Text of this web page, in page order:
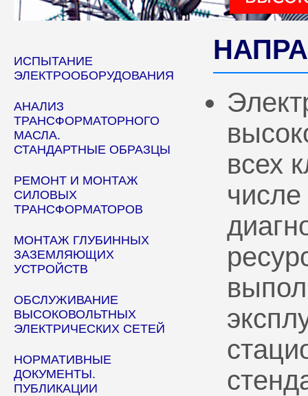
ИСПЫТАНИЕ
ЭЛЕКТРООБОРУДОВАНИЯ
АНАЛИЗ
ТРАНСФОРМАТОРНОГО
МАСЛА.
СТАНДАРТНЫЕ ОБРАЗЦЫ
РЕМОНТ И МОНТАЖ
СИЛОВЫХ
ТРАНСФОРМАТОРОВ
МОНТАЖ ГЛУБИННЫХ
ЗАЗЕМЛЯЮЩИХ
УСТРОЙСТВ
ОБСЛУЖИВАНИЕ
ВЫСОКОВОЛЬТНЫХ
ЭЛЕКТРИЧЕСКИХ СЕТЕЙ
НОРМАТИВНЫЕ
ДОКУМЕНТЫ.
ПУБЛИКАЦИИ
всех